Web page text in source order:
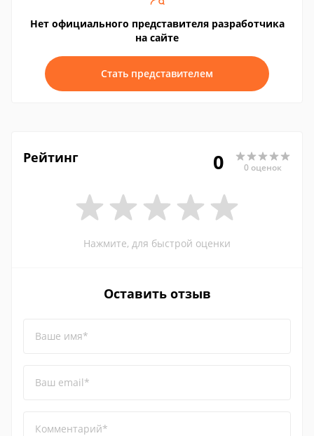
Нет официального представителя разработчика
на сайте
Стать представителем
Рейтинг 0 0 оценок
Нажмите, для быстрой оценки
Оставить отзыв
Ваше имя*
Ваш email*
Комментарий*